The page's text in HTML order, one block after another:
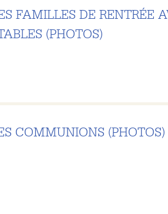
FAMILLES DE RENTRÉE
(PHOTOS)
COMMUNIONS (PHOTOS)